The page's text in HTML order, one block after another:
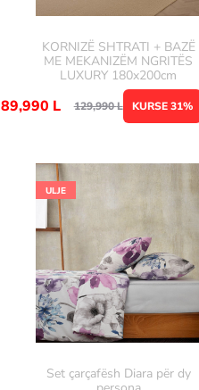
KORNIZË SHTRATI + BAZË
ME MEKANIZËM NGRITËS
LUXURY 180x200cm
KURSE 31%
129,990L
89,990 L
ULJE
Set çarçafësh Diara për dy